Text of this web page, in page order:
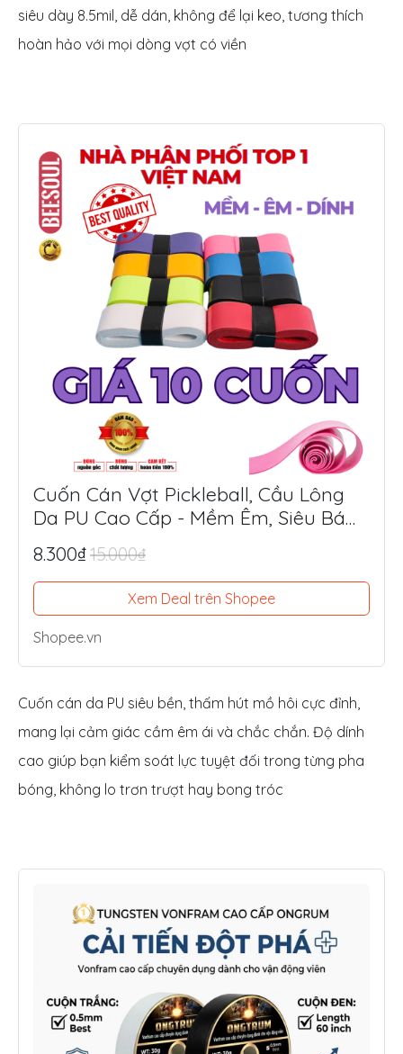
siêu dày 8.5mil, dễ dán, không để lại keo, tương thích
hoàn hảo với mọi dòng vợt có viền
Cuốn Cán Vợt Pickleball, Cầu Lông
Da PU Cao Cấp - Mềm Êm, Siêu Bám
Tay, Chống Trượt Tối Ưu
8.300₫15.000₫
Xem Deal trên Shopee
Shopee.vn
Cuốn cán da PU siêu bền, thấm hút mồ hôi cực đỉnh,
mang lại cảm giác cầm êm ái và chắc chắn. Độ dính
cao giúp bạn kiểm soát lực tuyệt đối trong từng pha
bóng, không lo trơn trượt hay bong tróc